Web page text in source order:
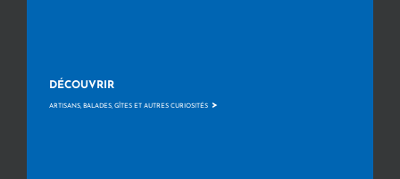
DÉCOUVRIR
ARTISANS, BALADES, GÎTES ET AUTRES CURIOSITÉS >